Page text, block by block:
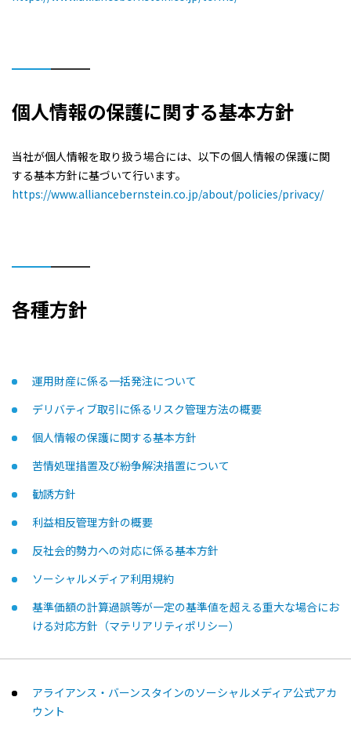
個人情報の保護に関する基本方針
当社が個人情報を取り扱う場合には、以下の個人情報の保護に関
する基本方針に基づいて行います。
https://www.alliancebernstein.co.jp/about/policies/privacy/
各種方針
運用財産に係る一括発注について
デリバティブ取引に係るリスク管理方法の概要
個人情報の保護に関する基本方針
苦情処理措置及び紛争解決措置について
勧誘方針
利益相反管理方針の概要
反社会的勢力への対応に係る基本方針
ソーシャルメディア利用規約
基準価額の計算過誤等が一定の基準値を超える重大な場合にお
ける対応方針（マテリアリティポリシー）
アライアンス・バーンスタインのソーシャルメディア公式アカ
ウント